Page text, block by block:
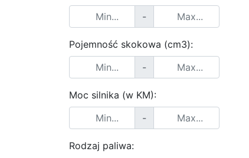
-
Pojemność skokowa (cm3):
-
Moc silnika (w KM):
-
Rodzaj paliwa: